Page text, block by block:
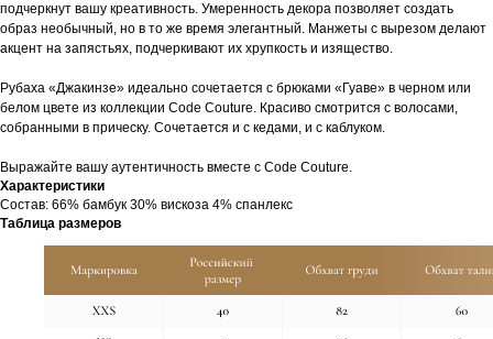
подчеркнут вашу креативность. Умеренность декора позволяет создать
образ необычный, но в то же время элегантный. Манжеты с вырезом делают
акцент на запястьях, подчеркивают их хрупкость и изящество.
Рубаха «Джакинзе» идеально сочетается с брюками «Гуаве» в черном или
белом цвете из коллекции Code Couture. Красиво смотрится с волосами,
собранными в прическу. Сочетается и с кедами, и с каблуком.
Выражайте вашу аутентичность вместе с Code Couture.
Характеристики
Cостав: 66% бамбук 30% вискоза 4% спанлекс
Таблица размеров